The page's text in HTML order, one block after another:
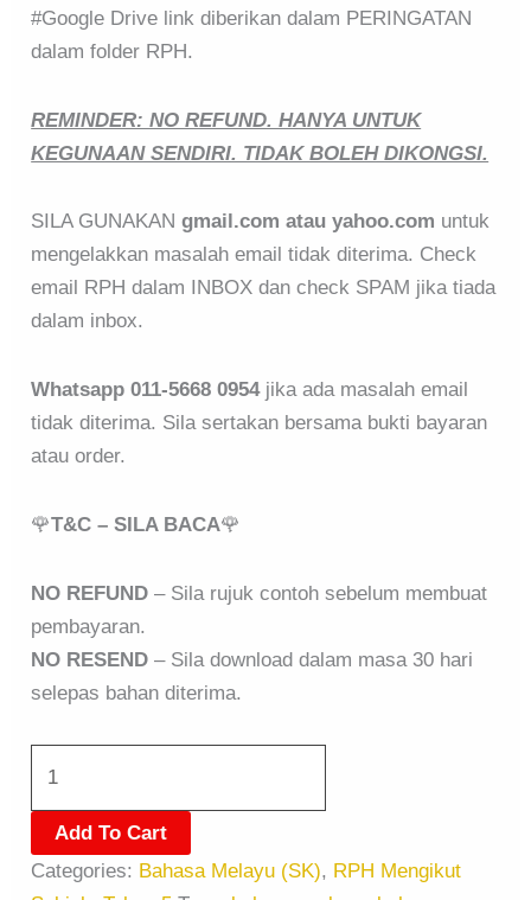
#Google Drive link diberikan dalam PERINGATAN
dalam folder RPH.
REMINDER: NO REFUND. HANYA UNTUK
KEGUNAAN SENDIRI. TIDAK BOLEH DIKONGSI.
SILA GUNAKAN gmail.com atau yahoo.com untuk
mengelakkan masalah email tidak diterima. Check
email RPH dalam INBOX dan check SPAM jika tiada
dalam inbox.
Whatsapp 011-5668 0954jika ada masalah email
tidak diterima. Sila sertakan bersama bukti bayaran
atau order.
🌹T&C – SILA BACA🌹
NO REFUND – Sila rujuk contoh sebelum membuat
pembayaran.
NO RESEND – Sila download dalam masa 30 hari
selepas bahan diterima.
Add To Cart
Categories: Bahasa Melayu (SK), RPH Mengikut